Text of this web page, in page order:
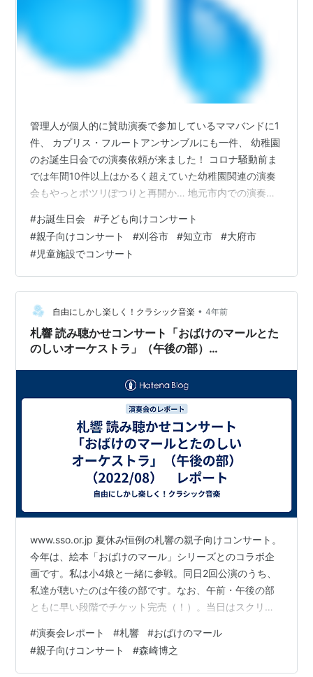
管理人が個人的に賛助演奏で参加しているママバンドに1
件、 カプリス・フルートアンサンブルにも一件、 幼稚園
のお誕生日会での演奏依頼が来ました！ コロナ騒動前ま
では年間10件以上はかるく超えていた幼稚園関連の演奏
会もやっとポツリぽつりと再開か… 地元市内での演奏は
ていた児童施設関連のコンサートがアチコチで復活し、
カプリスにも演奏の依頼が来ますように♪♪ 隣の市、その
また隣の市からのご依頼が多く「地元密着演奏家」を掲
げているものの、看板に偽りあり...ですよね(#^.^#) 刈谷
市、知立市、大府市の演奏依頼は特に大歓迎です。 関係
者の皆様とつながり…
#お誕生日会 #子ども向けコンサート
#親子向けコンサート #刈谷市 #知立市 #大府市
#児童施設でコンサート
自由にしかし楽しく！クラシック音楽 • 4年前
札響 読み聴かせコンサート「おばけのマールとた
のしいオーケストラ」（午後の部）
www.sso.or.jp 夏休み恒例の札響の親子向けコンサート。
今年は、絵本「おばけのマール」シリーズとのコラボ企
画です。私は小4娘と一緒に参戦。同日2回公演のうち、
私達が聴いたのは午後の部です。なお、午前・午後の部
ともに早い段階でチケット完売（！）。当日はスクリー
た、指揮者は来日が叶わなかった首席指揮者のマティア
ス・バーメルトさんに代わり、円光寺雅彦さんへ。円光
寺さんは8/7の砂川公演に引き続いての登壇です。急遽代
#演奏会レポート #札響 #おばけのマール
#親子向けコンサート #森崎博之